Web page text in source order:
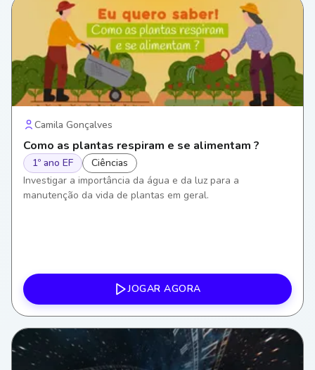
Camila Gonçalves
Como as plantas respiram e se alimentam ?
1º ano EF
Ciências
Investigar a importância da água e da luz para a
manutenção da vida de plantas em geral.
JOGAR AGORA